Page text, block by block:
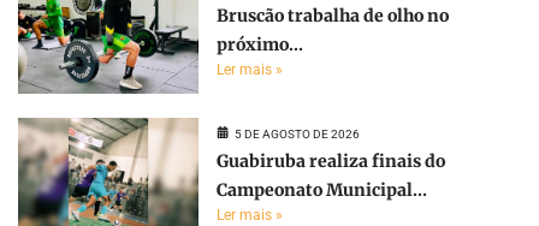
Bruscão trabalha de olho no
próximo...
Ler mais »
5 DE AGOSTO DE 2026
Guabiruba realiza finais do
Campeonato Municipal...
Ler mais »